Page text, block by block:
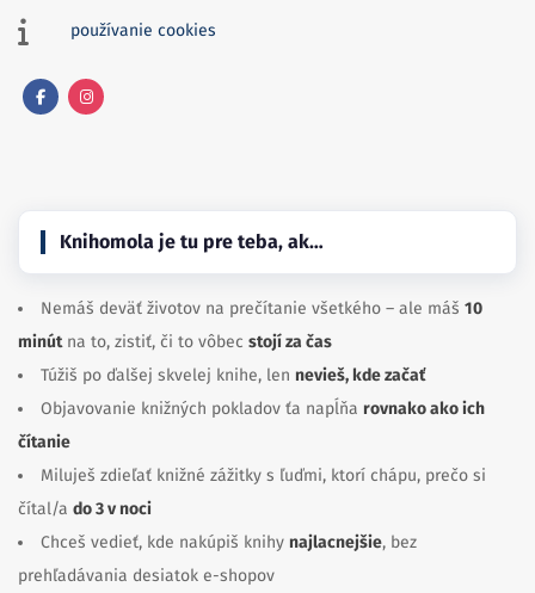
používanie cookies
Knihomola je tu pre teba, ak…
Nemáš deväť životov na prečítanie všetkého – ale máš 10
minútna to, zistiť, či to vôbec stojí za čas
Túžiš po ďalšej skvelej knihe, len nevieš, kde začať
Objavovanie knižných pokladov ťa napĺňa rovnako ako ich
čítanie
Miluješ zdieľať knižné zážitky s ľuďmi, ktorí chápu, prečo si
čítal/a do 3 v noci
Chceš vedieť, kde nakúpiš knihy najlacnejšie, bez
prehľadávania desiatok e-shopov